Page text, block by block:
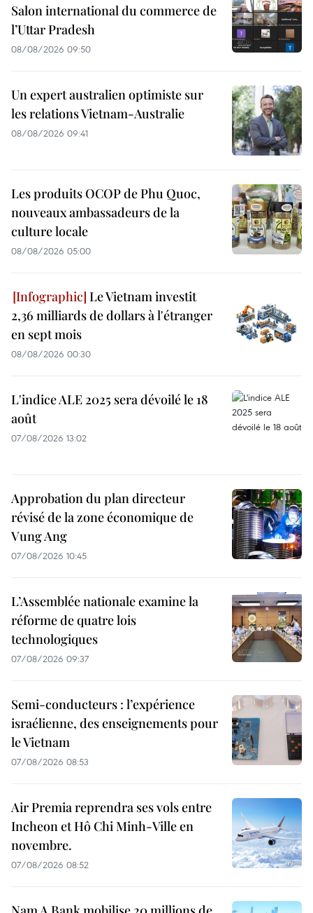
Salon international du commerce de
l’Uttar Pradesh
08/08/2026 09:50
Un expert australien optimiste sur
les relations Vietnam-Australie
08/08/2026 09:41
Les produits OCOP de Phu Quoc,
nouveaux ambassadeurs de la
culture locale
08/08/2026 05:00
Le Vietnam investit
2,36 milliards de dollars à l'étranger
en sept mois
08/08/2026 00:30
L'indice ALE 2025 sera dévoilé le 18
août
07/08/2026 13:02
Approbation du plan directeur
révisé de la zone économique de
Vung Ang
07/08/2026 10:45
L’Assemblée nationale examine la
réforme de quatre lois
technologiques
07/08/2026 09:37
Semi-conducteurs : l’expérience
israélienne, des enseignements pour
le Vietnam
07/08/2026 08:53
Air Premia reprendra ses vols entre
Incheon et Hô Chi Minh-Ville en
novembre.
07/08/2026 08:52